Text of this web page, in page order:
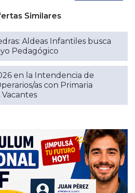
Similares
Aldeas Infantiles busca
Pedagógico
en la Intendencia de
as con Primaria